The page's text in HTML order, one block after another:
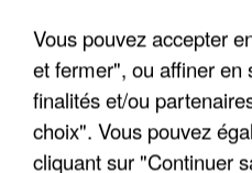
Vous pouvez accepter
et fermer", ou affiner en
finalités et/ou
choix". Vous pouvez
cliquant sur "Continuer